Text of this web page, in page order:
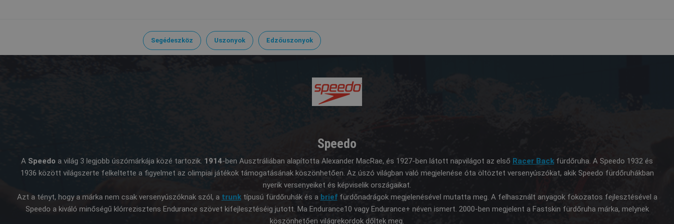
Segédeszköz Uszonyok Edzőuszonyok
Speedo
A Speedo a világ 3 legjobb úszómárkája közé tartozik. 1914-ben Ausztráliában alapította Alexander MacRae, és 1927-ben látott napvilágot az első Racer Back fürdőruha. A Speedo 1932 és
1936 között világszerte felkeltette a figyelmet az olimpiai játékok támogatásának köszönhetően. Az úszó világban való megjelenése óta öltöztet versenyúszókat, akik Speedo fürdőruhákban
nyerik versenyeiket és képviselik országaikat.
Azt a tényt, hogy a márka nem csak versenyúszóknak szól, a trunktípusú fürdőruhák és a brieffürdőnadrágok megjelenésével mutatta meg. A felhasznált anyagok fokozatos fejlesztésével a
Speedo a kiváló minőségű klórrezisztens Endurance szövet kifejlesztéséig jutott. Ma Endurance10 vagy Endurance+ néven ismert. 2000-ben megjelent a Fastskin fürdőruha márka, melynek
köszönhetően világrekordok dőltek meg.